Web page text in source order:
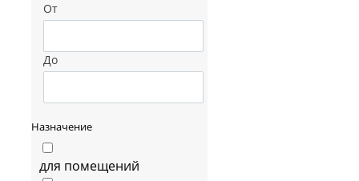
От
До
Назначение
для помещений